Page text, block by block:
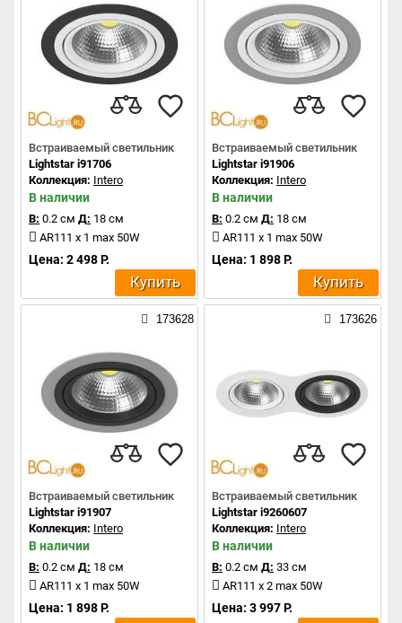
Встраиваемый светильник
Lightstar i91706
Коллекция: Intero
В наличии
В: 0.2 см Д: 18 см
AR111 x 1 max 50W
Цена: 2 498 Р.
Купить
Встраиваемый светильник
Lightstar i91906
Коллекция: Intero
В наличии
В: 0.2 см Д: 18 см
AR111 x 1 max 50W
Цена: 1 898 Р.
Купить
173628
Встраиваемый светильник
Lightstar i91907
Коллекция: Intero
В наличии
В: 0.2 см Д: 18 см
AR111 x 1 max 50W
Цена: 1 898 Р.
173626
Встраиваемый светильник
Lightstar i9260607
Коллекция: Intero
В наличии
В: 0.2 см Д: 33 см
AR111 x 2 max 50W
Цена: 3 997 Р.